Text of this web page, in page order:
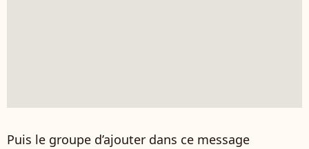
Puis le groupe d’ajouter dans ce message